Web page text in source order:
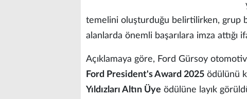
temelini oluşturduğu belirtilirken, grup
alanlarda önemli başarılara imza attığı
Açıklamaya göre, Ford Gürsoy
Ford President's Award 2025 ödülünü
Yıldızları Altın Üye ödülüne layık